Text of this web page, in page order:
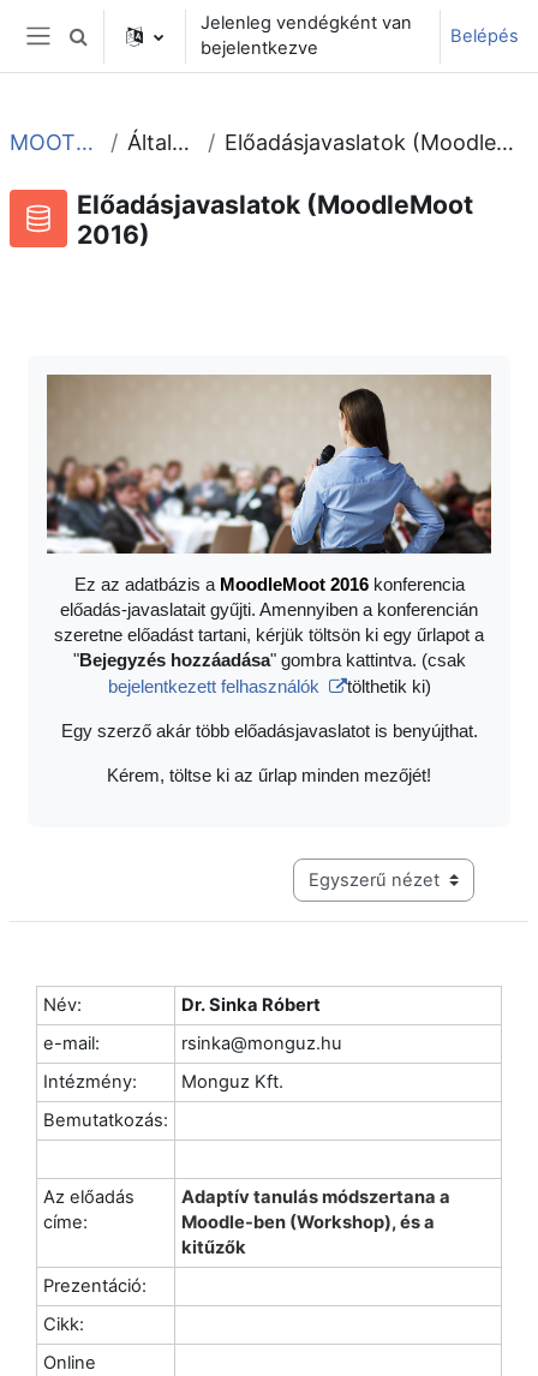
Tovább a fő tartalomhoz
Oldalpanel
Keresési bemeneti adatok váltása
Jelenleg vendégként van
bejelentkezve
Belépés
MOOT2016 Általános Előadásjavaslatok (MoodleMoot 2016)
Előadásjavaslatok (MoodleMoot
2016)
Ez az adatbázis a MoodleMoot 2016konferencia
előadás-javaslatait gyűjti. Amennyiben a konferencián
szeretne előadást tartani, kérjük töltsön ki egy űrlapot a
"Bejegyzés hozzáadása" gombra kattintva. (csak
bejelentkezett felhasználók
tölthetik ki)
Egy szerző akár több előadásjavaslatot is benyújthat.
Kérem, töltse ki az űrlap minden mezőjét!
Harmadik szintű navigáció
Név:
Dr. Sinka Róbert
e-mail:
rsinka@monguz.hu
Intézmény:
Monguz Kft.
Bemutatkozás:
Az előadás
címe:
Adaptív tanulás módszertana a
Moodle-ben (Workshop), és a
kitűzők
Prezentáció:
Cikk:
Online